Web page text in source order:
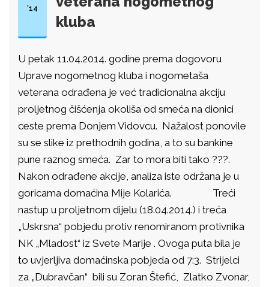
'14
kluba
U petak 11.04.2014. godine prema dogovoru
Uprave nogometnog kluba i nogometaša
veterana odrađena je već tradicionalna akciju
proljetnog čišćenja okoliša od smeća na dionici
ceste prema Donjem Vidovcu. Nažalost ponovile
su se slike iz prethodnih godina, a to su bankine
pune raznog smeća. Zar to mora biti tako ???.
Nakon odrađene akcije, analiza iste održana je u
goricama domaćina Mije Kolarića. Treći
nastup u proljetnom dijelu (18.04.2014.) i treća
„Uskrsna“ pobjedu protiv renomiranom protivnika
NK „Mladost“ iz Svete Marije . Ovoga puta bila je
to uvjerljiva domaćinska pobjeda od 7:3. Strijelci
za „Dubravčan“ bili su Zoran Štefić, Zlatko Zvonar,